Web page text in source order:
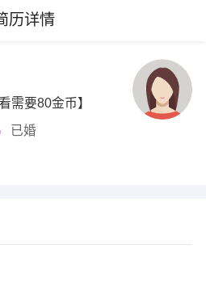
历详情
需要80金币】
已婚